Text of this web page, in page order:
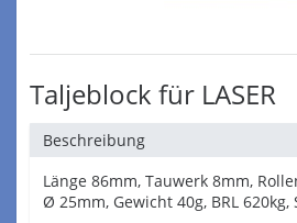
Taljeblock für LASER
Beschreibung
Länge 86mm, Tauwerk 8mm,
Ø 25mm, Gewicht 40g, BRL 620kg,